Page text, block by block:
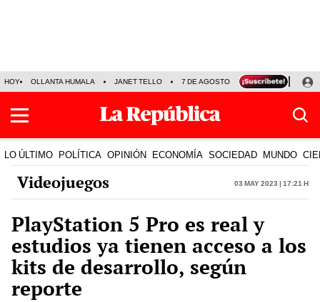
HOY OLLANTA HUMALA JANET TELLO 7 DE AGOSTO TINKA RESULTADOS
LO ÚLTIMO POLÍTICA OPINIÓN ECONOMÍA SOCIEDAD MUNDO
Videojuegos 03 May 2023 | 17:21 h
PlayStation 5 Pro es real y
estudios ya tienen acceso a los
kits de desarrollo, según
reporte